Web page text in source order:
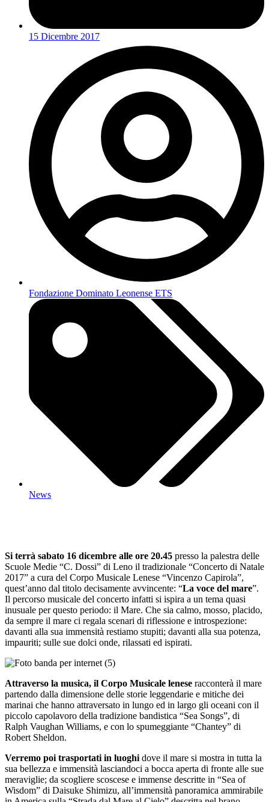
15 Dicembre 2017
Fondazione Dominato Leonense ETS
News
Si terrà sabato 16 dicembre alle ore 20.45 presso la palestra delle
Scuole Medie “C. Dossi” di Leno il tradizionale “Concerto di Natale
2017” a cura del Corpo Musicale Lenese “Vincenzo Capirola”,
quest’anno dal titolo decisamente avvincente: “La voce del mare”.
Il percorso musicale del concerto infatti si ispira a un tema quasi
inusuale per questo periodo: il Mare. Che sia calmo, mosso, placido,
da sempre il mare ci regala scenari di riflessione e introspezione:
davanti alla sua immensità restiamo stupiti; davanti alla sua potenza,
impauriti; sulle sue dolci onde, rilassati ed ispirati.
Attraverso la musica, il Corpo Musicale lenese racconterà il mare
partendo dalla dimensione delle storie leggendarie e mitiche dei
marinai che hanno attraversato in lungo ed in largo gli oceani con il
piccolo capolavoro della tradizione bandistica “Sea Songs”, di
Ralph Vaughan Williams, e con lo spumeggiante “Chantey” di
Robert Sheldon.
Verremo poi trasportati in luoghidove il mare si mostra in tutta la
sua bellezza e immensità lasciandoci a bocca aperta di fronte alle sue
meraviglie; da scogliere scoscese e immense descritte in “Sea of
Wisdom” di Daisuke Shimizu, all’immensità panoramica ammirabile